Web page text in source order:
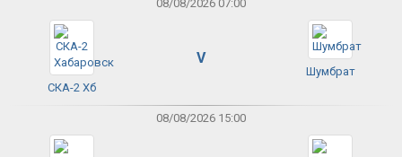
08/08/2026 07:00
СКА-2 Хб
V
Шумбрат
08/08/2026 15:00